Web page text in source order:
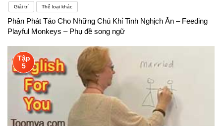
Giải trí Thể loại khác
Phân Phát Táo Cho Những Chú Khỉ Tinh Nghịch Ăn – Feeding
Playful Monkeys – Phụ đề song ngữ
Tập
5